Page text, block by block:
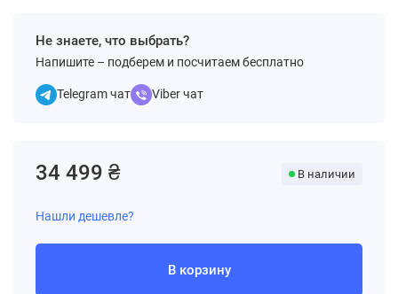
Не знаете, что выбрать?
Напишите – подберем и посчитаем бесплатно
Telegram чат Viber чат
34 499 ₴ В наличии
Нашли дешевле?
В корзину